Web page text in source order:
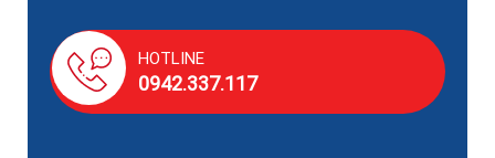
HOTLINE
0942.337.117